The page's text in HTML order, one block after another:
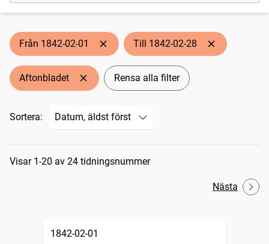
Från 1842-02-01 Till 1842-02-28
Aftonbladet Rensa alla filter
Sortera:
Sökresultat
Visar 1-20 av 24 tidningsnummer
Nästa
1842-02-01